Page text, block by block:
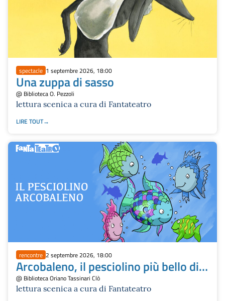
spectacle 1 septembre 2026, 18:00
Una zuppa di sasso
@ Biblioteca O. Pezzoli
lettura scenica a cura di Fantateatro
LIRE TOUT
rencontre 2 septembre 2026, 18:00
Arcobaleno, il pesciolino più bello di
tutti i mari
@ Biblioteca Oriano Tassinari Clò
lettura scenica a cura di Fantateatro